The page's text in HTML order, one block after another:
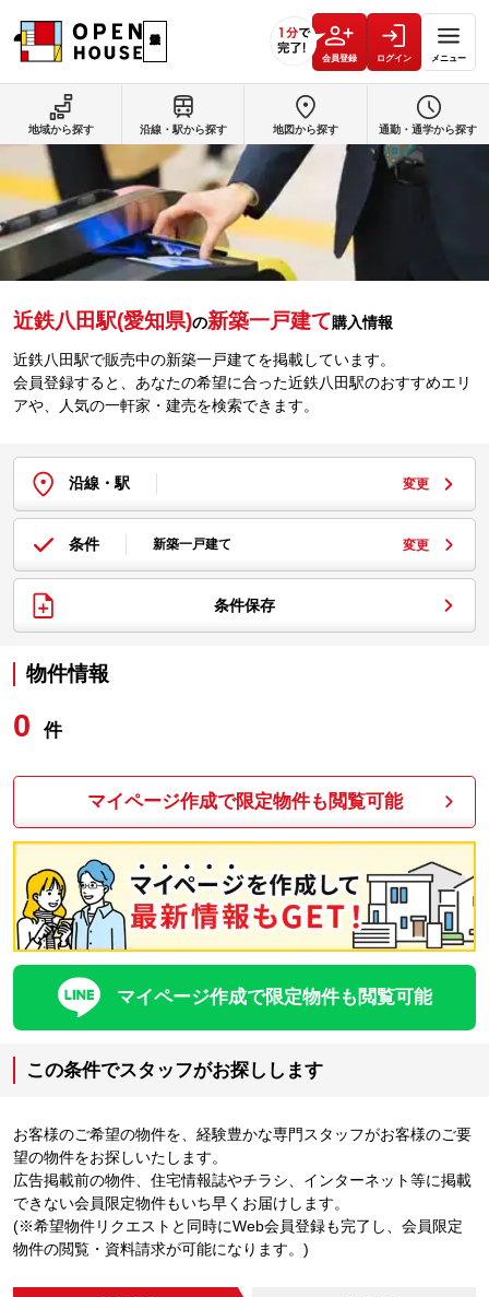
会員登録 ログイン メニュー
近鉄八田駅(愛知県)の新築一戸建て購入情報
近鉄八田駅で販売中の新築一戸建てを掲載しています。
会員登録すると、あなたの希望に合った近鉄八田駅のおすすめエリ
アや、人気の一軒家・建売を検索できます。
沿線・駅 変更
条件 新築一戸建て 変更
条件保存
物件情報
0 件
マイページ作成で限定物件も閲覧可能
マイページ作成で限定物件も閲覧可能
この条件でスタッフがお探しします
お客様のご希望の物件を、経験豊かな専門スタッフがお客様のご要
望の物件をお探しいたします。
広告掲載前の物件、住宅情報誌やチラシ、インターネット等に掲載
できない会員限定物件もいち早くお届けします。
(※希望物件リクエストと同時にWeb会員登録も完了し、会員限定
物件の閲覧・資料請求が可能になります。)
地域から探す 沿線・駅から探す 地図から探す 通勤・通学から探す